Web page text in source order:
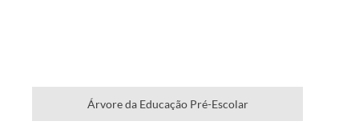
Árvore da Educação Pré-Escolar